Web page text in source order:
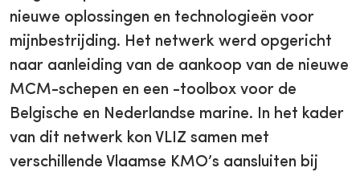
nieuwe oplossingen en technologieën voor
mijnbestrijding. Het netwerk werd opgericht
naar aanleiding van de aankoop van de nieuwe
MCM-schepen en een -toolbox voor de
Belgische en Nederlandse marine. In het kader
van dit netwerk kon VLIZ samen met
verschillende Vlaamse KMO’s aansluiten bij